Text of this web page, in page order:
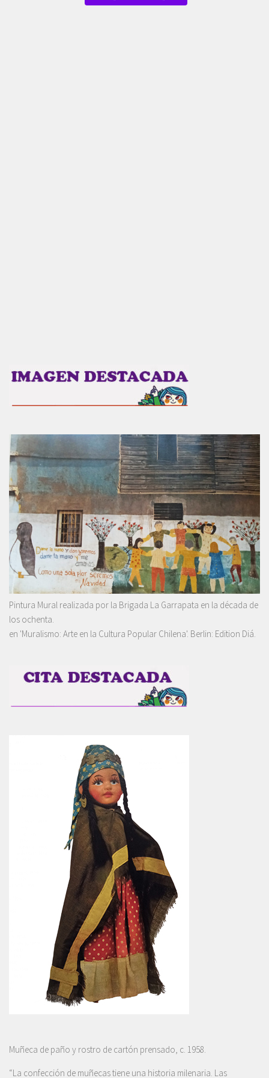
Pintura Mural realizada por la Brigada La Garrapata en la década de
los ochenta.
en 'Muralismo: Arte en la Cultura Popular Chilena'. Berlin: Edition Diá.
Muñeca de paño y rostro de cartón prensado, c. 1958.
“La confección de muñecas tiene una historia milenaria. Las